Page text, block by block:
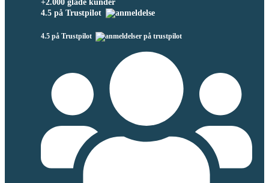
+2.000 glade kunder
4.5 på Trustpilot
4.5 på Trustpilot